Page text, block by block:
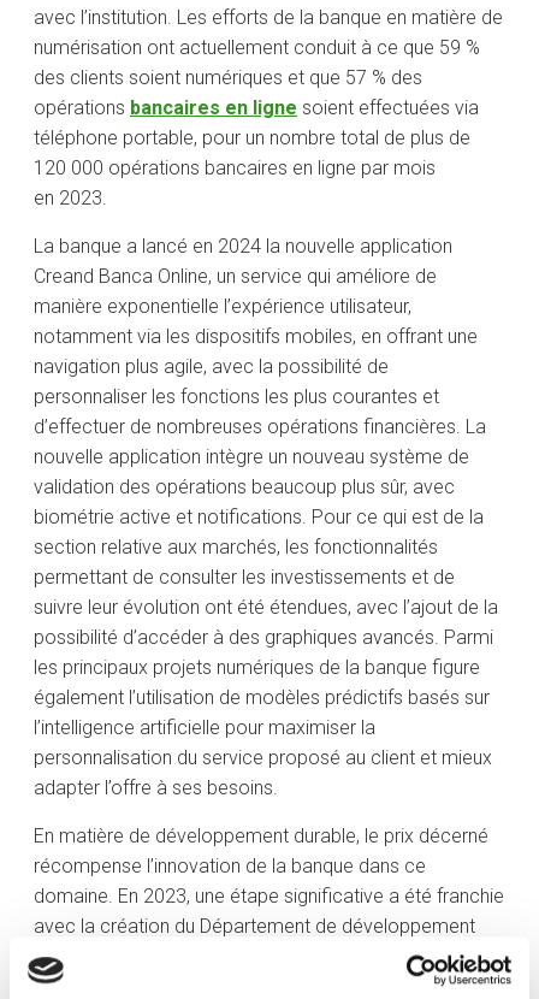
avec l’institution. Les efforts de la banque en matière de
numérisation ont actuellement conduit à ce que 59 %
des clients soient numériques et que 57 % des
opérations bancaires en ligne soient effectuées via
téléphone portable, pour un nombre total de plus de
120 000 opérations bancaires en ligne par mois
en 2023.
La banque a lancé en 2024 la nouvelle application
Creand Banca Online, un service qui améliore de
manière exponentielle l’expérience utilisateur,
notamment via les dispositifs mobiles, en offrant une
navigation plus agile, avec la possibilité de
personnaliser les fonctions les plus courantes et
d’effectuer de nombreuses opérations financières. La
nouvelle application intègre un nouveau système de
validation des opérations beaucoup plus sûr, avec
biométrie active et notifications. Pour ce qui est de la
section relative aux marchés, les fonctionnalités
permettant de consulter les investissements et de
suivre leur évolution ont été étendues, avec l’ajout de la
possibilité d’accéder à des graphiques avancés. Parmi
les principaux projets numériques de la banque figure
également l’utilisation de modèles prédictifs basés sur
l’intelligence artificielle pour maximiser la
personnalisation du service proposé au client et mieux
adapter l’offre à ses besoins.
En matière de développement durable, le prix décerné
récompense l’innovation de la banque dans ce
domaine. En 2023, une étape significative a été franchie
avec la création du Département de développement
durable au sein duquel une nouvelle stratégie a été
définie, intégrée dans la stratégie globale de l’entité.